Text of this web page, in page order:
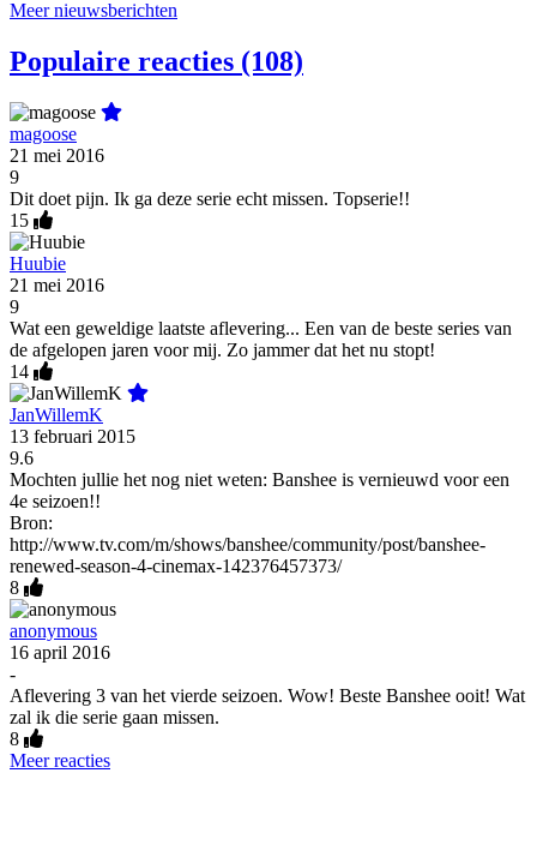
Meer nieuwsberichten
Populaire reacties (108)
magoose
21 mei 2016
9
Dit doet pijn. Ik ga deze serie echt missen. Topserie!!
15
Huubie
21 mei 2016
9
Wat een geweldige laatste aflevering... Een van de beste series van
de afgelopen jaren voor mij. Zo jammer dat het nu stopt!
14
JanWillemK
13 februari 2015
9.6
Mochten jullie het nog niet weten: Banshee is vernieuwd voor een
4e seizoen!!
Bron:
http://www.tv.com/m/shows/banshee/community/post/banshee-
renewed-season-4-cinemax-142376457373/
8
anonymous
16 april 2016
-
Aflevering 3 van het vierde seizoen. Wow! Beste Banshee ooit! Wat
zal ik die serie gaan missen.
8
Meer reacties